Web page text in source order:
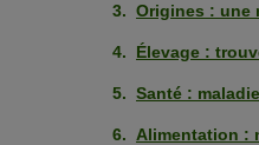
Origines : une
Élevage :
Santé :
Alimentation :